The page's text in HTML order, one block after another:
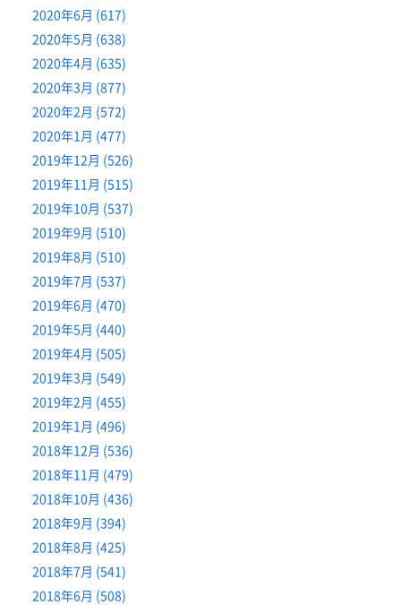
2020年6月 (617)
2020年5月 (638)
2020年4月 (635)
2020年3月 (877)
2020年2月 (572)
2020年1月 (477)
2019年12月 (526)
2019年11月 (515)
2019年10月 (537)
2019年9月 (510)
2019年8月 (510)
2019年7月 (537)
2019年6月 (470)
2019年5月 (440)
2019年4月 (505)
2019年3月 (549)
2019年2月 (455)
2019年1月 (496)
2018年12月 (536)
2018年11月 (479)
2018年10月 (436)
2018年9月 (394)
2018年8月 (425)
2018年7月 (541)
2018年6月 (508)